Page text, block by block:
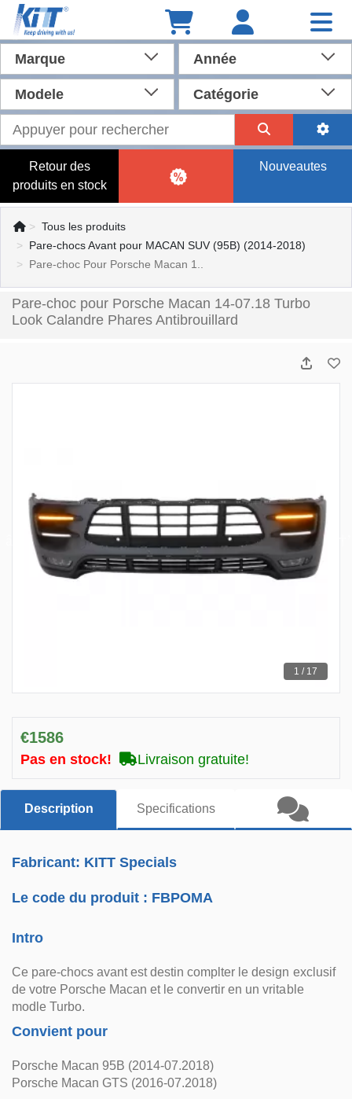
Marque Année
Modele Catégorie
Retour des
produits en stock
Nouveautes
Tous les produits
Pare-chocs Avant pour MACAN SUV (95B) (2014-2018)
Pare-choc Pour Porsche Macan 1..
Pare-choc pour Porsche Macan 14-07.18 Turbo
Look Calandre Phares Antibrouillard
1 / 17
€1586
Pas en stock! Livraison gratuite!
Description Specifications
Fabricant: KITT Specials
Le code du produit : FBPOMA
Intro
Ce pare-chocs avant est destin complter le design exclusif
de votre Porsche Macan et le convertir en un vritable
modle Turbo.
Convient pour
Porsche Macan 95B (2014-07.2018)
Porsche Macan GTS (2016-07.2018)